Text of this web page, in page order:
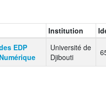
Institution
EDP
Université de
Djibouti